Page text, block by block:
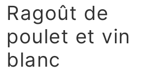
Ragoût de
poulet et vin
blanc